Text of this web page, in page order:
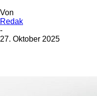
Von
Redak
-
27. Oktober 2025